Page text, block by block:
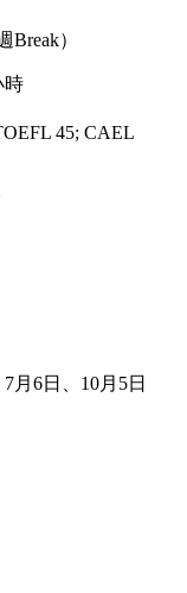
）
時
45; CAEL
月6日、10月5日